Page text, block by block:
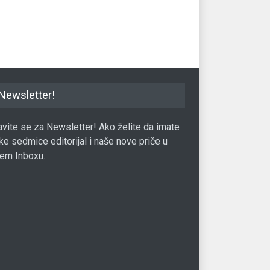
se za Newsletter! Ako želite da imate
sedmice editorijal i naše nove priče u
Inboxu.